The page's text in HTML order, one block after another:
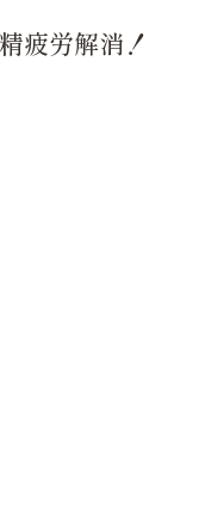
疲労解消！